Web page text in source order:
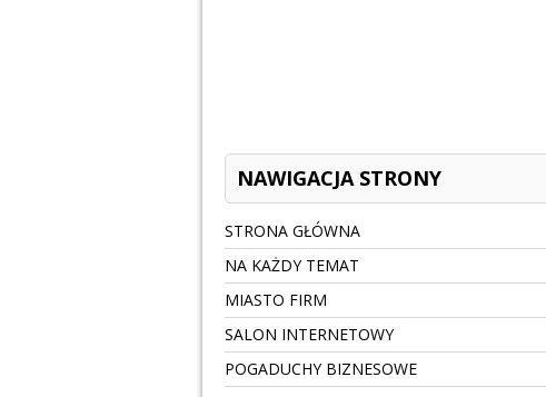
NAWIGACJA STRONY
STRONA GŁÓWNA
NA KAŻDY TEMAT
MIASTO FIRM
SALON INTERNETOWY
POGADUCHY BIZNESOWE